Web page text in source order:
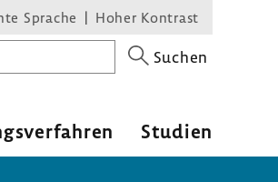
Sprache Hoher Kontrast
Suchen
Studien